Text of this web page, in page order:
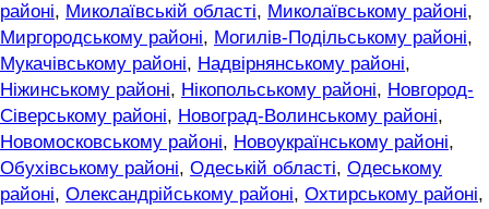
районі, Миколаївській області, Миколаївському районі,
Миргородському районі, Могилів-Подільському районі,
Мукачівському районі, Надвірнянському районі,
Ніжинському районі, Нікопольському районі, Новгород-
Сіверському районі, Новоград-Волинському районі,
Новомосковському районі, Новоукраїнському районі,
Обухівському районі, Одеській області, Одеському
районі, Олександрійському районі, Охтирському районі,